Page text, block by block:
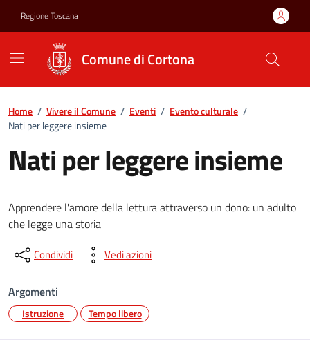
Regione Toscana
Comune di Cortona
Home / Vivere il Comune / Eventi / Evento culturale /
Nati per leggere insieme
Nati per leggere insieme
Apprendere l'amore della lettura attraverso un dono: un adulto
che legge una storia
Condividi Vedi azioni
Argomenti
Istruzione Tempo libero